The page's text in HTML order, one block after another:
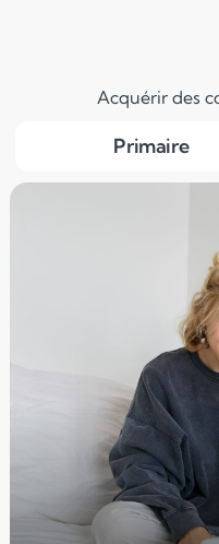
Acquérir des
Primaire